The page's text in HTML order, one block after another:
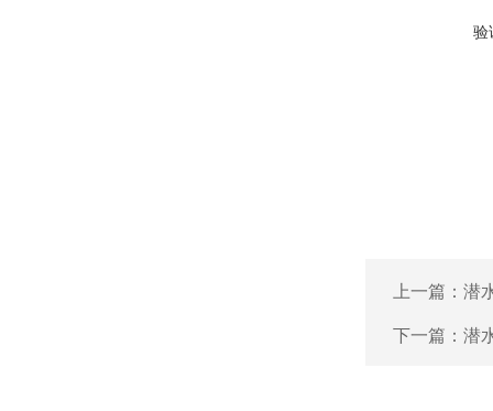
验
上一篇： 潜
下一篇： 潜